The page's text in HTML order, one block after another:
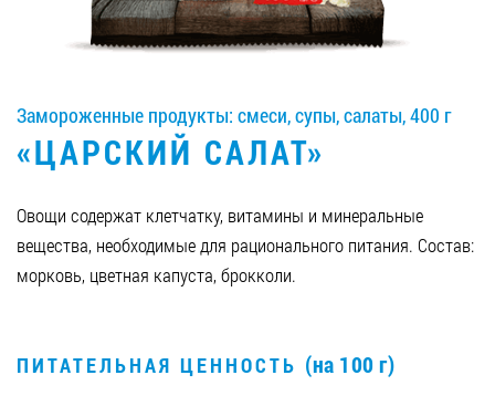
ЗАКАЗАТЬ ПРОДУКЦИЮ «РУДЬ»:
СТАТЬ ПАРТНЕРОМ
0412 42 29 23
Замороженные продукты: смеси, супы, салаты, 400 г
«ЦАРСКИЙ САЛАТ»
Овощи содержат клетчатку, витамины и минеральные
вещества, необходимые для рационального питания. Состав:
морковь, цветная капуста, брокколи.
ПИТАТЕЛЬНАЯ ЦЕННОСТЬ (на 100 г)